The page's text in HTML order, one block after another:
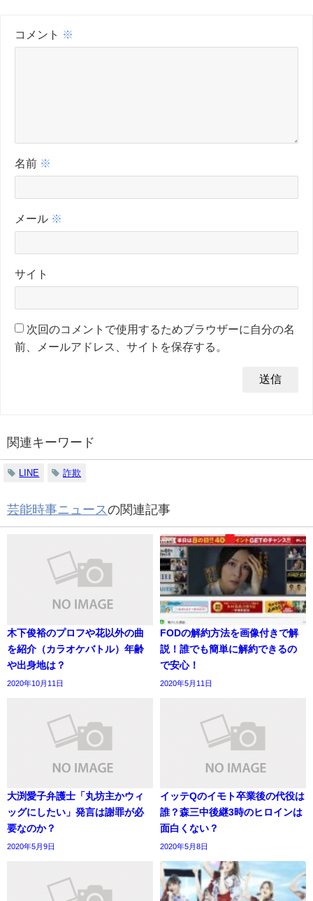
コメント ※
名前 ※
メール ※
サイト
次回のコメントで使用するためブラウザーに自分の名
前、メールアドレス、サイトを保存する。
関連キーワード
LINE 詐欺
芸能時事ニュースの関連記事
木下俊裕のプロフや花以外の曲
を紹介（カラオケバトル）年齢
や出身地は？
2020年10月11日
FODの解約方法を画像付きで解
説！誰でも簡単に解約できるの
で安心！
2020年5月11日
大渕愛子弁護士「丸坊主かウィ
ッグにしたい」発言は謝罪が必
要なのか？
2020年5月9日
イッテQのイモト卒業後の代役は
誰？森三中後継3時のヒロインは
面白くない？
2020年5月8日